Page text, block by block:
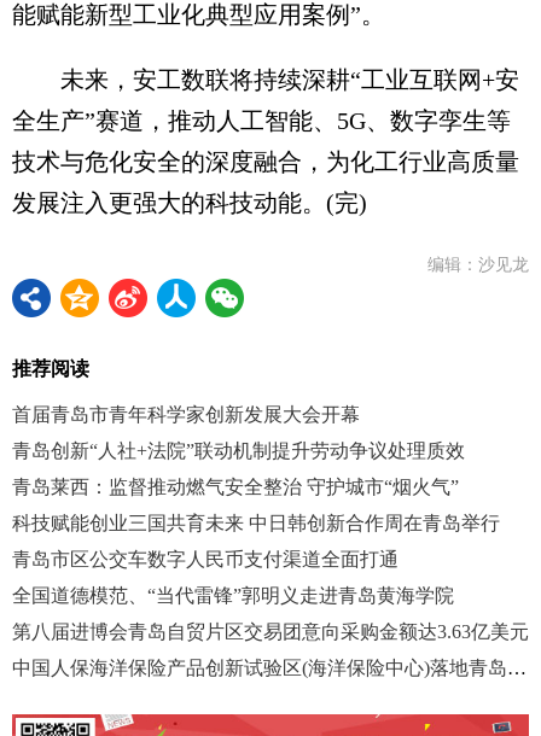
能赋能新型工业化典型应用案例”。
未来，安工数联将持续深耕“工业互联网+安
全生产”赛道，推动人工智能、5G、数字孪生等
技术与危化安全的深度融合，为化工行业高质量
发展注入更强大的科技动能。(完)
编辑：沙见龙
推荐阅读
首届青岛市青年科学家创新发展大会开幕
青岛创新“人社+法院”联动机制提升劳动争议处理质效
青岛莱西：监督推动燃气安全整治 守护城市“烟火气”
科技赋能创业三国共育未来 中日韩创新合作周在青岛举行
青岛市区公交车数字人民币支付渠道全面打通
全国道德模范、“当代雷锋”郭明义走进青岛黄海学院
第八届进博会青岛自贸片区交易团意向采购金额达3.63亿美元
中国人保海洋保险产品创新试验区(海洋保险中心)落地青岛自贸片区